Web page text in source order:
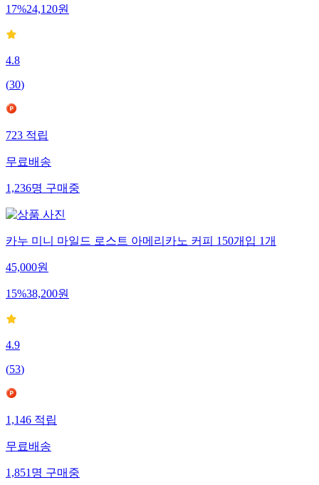
17%24,120원
4.8
(30)
723적립
무료배송
1,236명구매중
카누 미니 마일드 로스트 아메리카노 커피 150개입 1개
45,000원
15%38,200원
4.9
(53)
1,146적립
무료배송
1,851명구매중